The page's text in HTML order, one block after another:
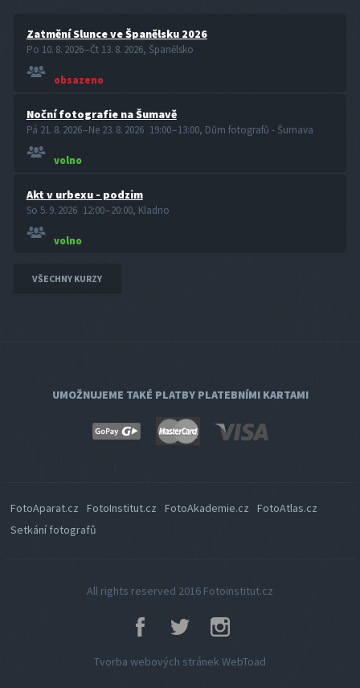
Zatmění Slunce ve Španělsku 2026
Po 10. 8. 2026 – Čt 13. 8. 2026, Španělsko
obsazeno
Noční fotografie na Šumavě
Pá 21. 8. 2026 – Ne 23. 8. 2026 19:00 – 13:00, Dům fotografů - Šumava
volno
Akt v urbexu - podzim
So 5. 9. 2026 12:00 – 20:00, Kladno
volno
VŠECHNY KURZY
UMOŽNUJEME TAKÉ PLATBY PLATEBNÍMI KARTAMI
FotoAparat.cz FotoInstitut.cz FotoAkademie.cz
FotoAtlas.cz
Setkání fotografů
All rights reserved 2016 Fotoinstitut.cz
Tvorba webových stránek WebToad